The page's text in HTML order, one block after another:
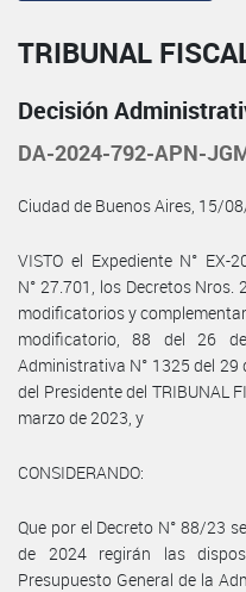
TRIBUNAL
Decisión
DA-2024-792-APN-
Ciudad de Buenos Aires, 15/
VISTO el Expediente N° EX-
N° 27.701, los Decretos
modificatorios y
modificatorio, 88 del 26
Administrativa N° 1325 del 29
del Presidente del TRIBUNAL
marzo de 2023, y
CONSIDERANDO:
Que por el Decreto N° 88/23
de 2024 regirán las
Presupuesto General de la